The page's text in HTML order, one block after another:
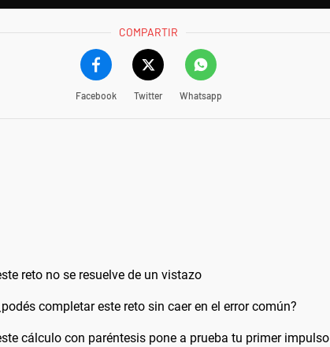
COMPARTIR
Facebook Twitter Whatsapp
reto no se resuelve de un vistazo
completar este reto sin caer en el error común?
cálculo con paréntesis pone a prueba tu primer impulso